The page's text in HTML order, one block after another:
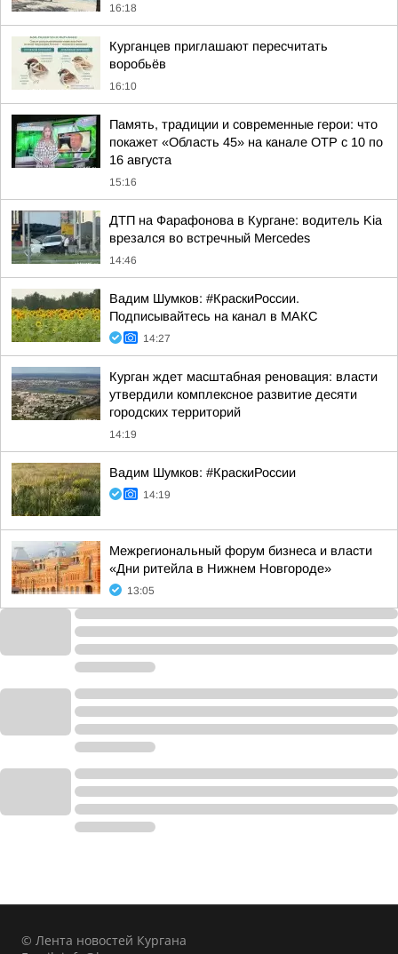
16:18
Курганцев приглашают пересчитать
воробьёв
16:10
Память, традиции и современные герои: что
покажет «Область 45» на канале ОТР с 10 по
16 августа
15:16
ДТП на Фарафонова в Кургане: водитель Kia
врезался во встречный Mercedes
14:46
Вадим Шумков: #КраскиРоссии.
Подписывайтесь на канал в МАКС
14:27
Курган ждет масштабная реновация: власти
утвердили комплексное развитие десяти
городских территорий
14:19
Вадим Шумков: #КраскиРоссии
14:19
Межрегиональный форум бизнеса и власти
«Дни ритейла в Нижнем Новгороде»
13:05
© Лента новостей Кургана